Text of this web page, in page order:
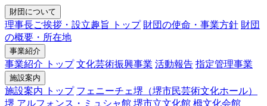
財団について
理事長ご挨拶・設立趣旨 トップ 財団の使命・事業方針 財団
の概要・所在地
事業紹介
事業紹介 トップ 文化芸術振興事業 活動報告 指定管理事業
施設案内
施設案内 トップ フェニーチェ堺（堺市民芸術文化ホール）
堺 アルフォンス・ミュシャ館 堺市立文化館 栂文化会館